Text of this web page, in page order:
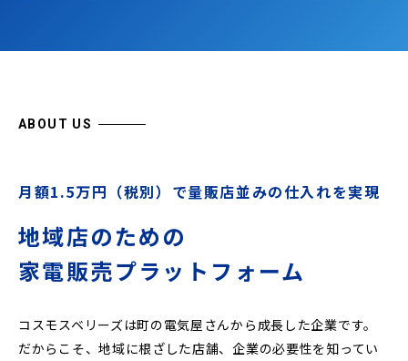
ABOUT US
月額1.5万円（税別）で量販店並みの仕入れを実現
地域店のための
家電販売プラットフォーム
コスモスベリーズは町の電気屋さんから成長した企業です。
だからこそ、地域に根ざした店舗、企業の必要性を知ってい